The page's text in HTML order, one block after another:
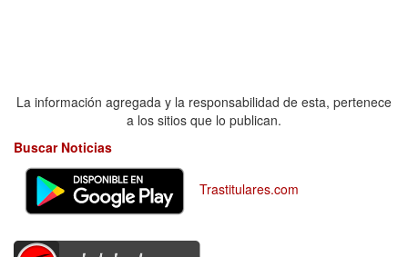
La información agregada y la responsabilidad de esta, pertenece
a los sitios que lo publican.
Buscar Noticias
Trastitulares.com